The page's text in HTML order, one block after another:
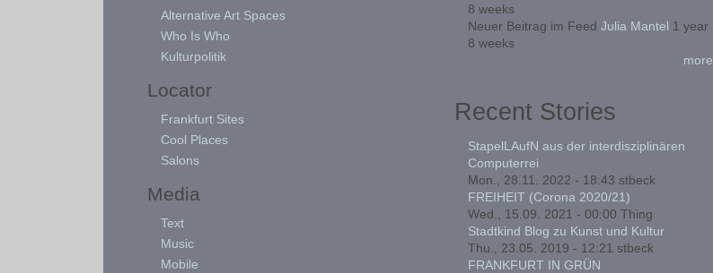
Alternative Art Spaces
Who Is Who
Kulturpolitik
Locator
Frankfurt Sites
Cool Places
Salons
Media
Text
Music
Mobile
8 weeks
Neuer Beitrag im Feed Julia Mantel 1 year
8 weeks
more
Recent Stories
StapelLAufN aus der interdisziplinären
Computerrei
Mon., 28.11. 2022 - 18:43 stbeck
FREIHEIT (Corona 2020/21)
Wed., 15.09. 2021 - 00:00 Thing
Stadtkind Blog zu Kunst und Kultur
Thu., 23.05. 2019 - 12:21 stbeck
FRANKFURT IN GRÜN